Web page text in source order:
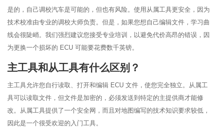
是的，自己调校汽车是可能的，但也有风险。使用从属工具更安全，因为
技术校准由专业的调校大师负责。但是，如果您想自己编辑文件，学习曲
线会很陡峭。我们强烈建议您接受专业培训，以避免代价高昂的错误，因
为更换一个损坏的 ECU 可能要花费数千英镑。
主工具和从工具有什么区别？
主工具允许您自行读取、打开和编辑 ECU 文件，使您完全独立。从属工
具可以读取文件，但文件是加密的，必须发送到特定的主提供商才能修
改。从属工具提供了一个安全网，而且对地图编写的技术知识要求较低，
因此是一个很受欢迎的入门工具。